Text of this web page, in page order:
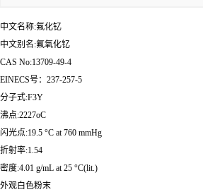
中文名称:氟化钇
中文别名:氟氧化钇
CAS No:13709-49-4
EINECS号：237-257-5
分子式:F3Y
沸点:2227oC
闪光点:19.5 °C at 760 mmHg
折射率:1.54
密度:4.01 g/mL at 25 °C(lit.)
外观白色粉末